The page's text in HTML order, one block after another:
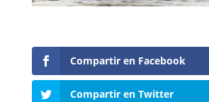
Compartir en Facebook
Compartir en Twitter